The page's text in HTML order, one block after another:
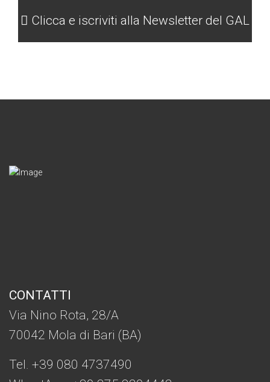
Clicca e iscriviti alla Newsletter del GAL
CONTATTI
Via Nino Rota, 28/A
70042 Mola di Bari (BA)
Tel. +39 080 4737490